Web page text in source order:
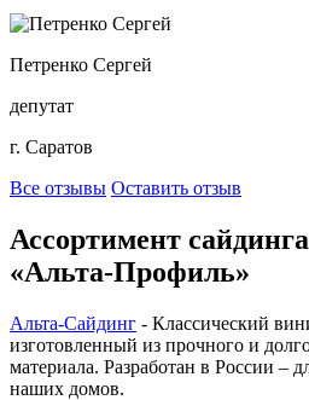
Петренко Сергей
депутат
г. Саратов
Все отзывы Оставить отзыв
Ассортимент
«Альта-Профиль»
Альта-Сайдинг - Классический
изготовленный из прочного и
материала. Разработан в России –
наших домов.